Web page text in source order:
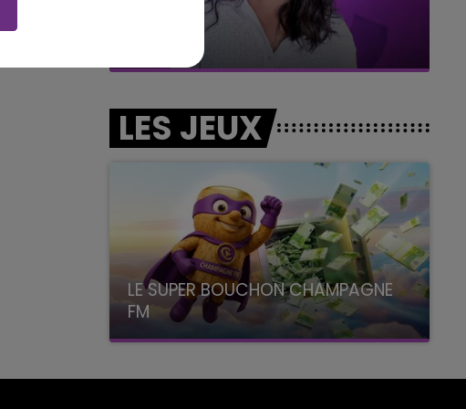
LES JEUX
LE SUPER BOUCHON CHAMPAGNE
FM
avec La Famille Champagne FM, à 8H10